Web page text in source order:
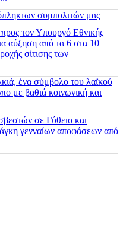
συμπολιτών μας
προς τον Υπουργό Εθνικής
αύξηση από τα 6 στα 10
σίτισης των
ένα σύμβολο του λαϊκού
με βαθιά κοινωνική και
σε Γύθειο και
γενναίων αποφάσεων από